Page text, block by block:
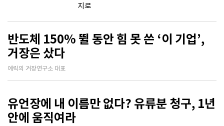
지로
반도체 150% 뛸 동안 힘 못 쓴 ‘이 기업’,
거장은 샀다
에릭의 거장연구소 대표
유언장에 내 이름만 없다? 유류분 청구, 1년
안에 움직여라